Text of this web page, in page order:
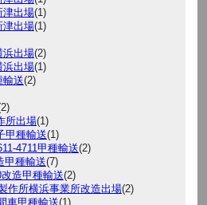
津出場(1)
津出場(1)
浜出場(2)
浜出場(1)
輸送(2)
所出場(1)
甲種輸送(1)
4711甲種輸送(2)
甲種輸送(7)
造甲種輸送(2)
作所横浜事業所改造出場(2)
車甲種輸送(1)